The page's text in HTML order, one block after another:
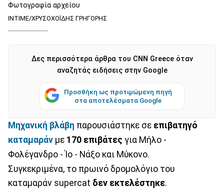
Φωτογραφία αρχείου
ΙΝΤΙΜΕ/ΧΡΥΣΟΧΟΪΔΗΣ ΓΡΗΓΟΡΗΣ
Δες περισσότερα άρθρα του CNN Greece όταν
αναζητάς ειδήσεις στην Google
Προσθήκη ως προτιμώμενη πηγή
στα αποτελέσματα Google
Μηχανική βλάβη παρουσιάστηκε σε επιβατηγό
καταμαράν με 170 επιβάτες για Μήλο -
Φολέγανδρο - Ίο - Νάξο και Μύκονο.
Συγκεκριμένα, το πρωινό δρομολόγιο του
καταμαράν supercat δεν εκτελέστηκε.